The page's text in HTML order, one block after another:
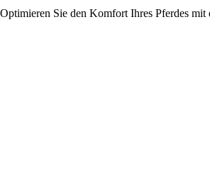
Optimieren Sie den Komfort Ihres Pferdes